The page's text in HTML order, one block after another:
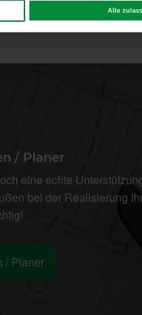
Alle
/ Planer
eine echte
bei der Realisierung
/ Planer